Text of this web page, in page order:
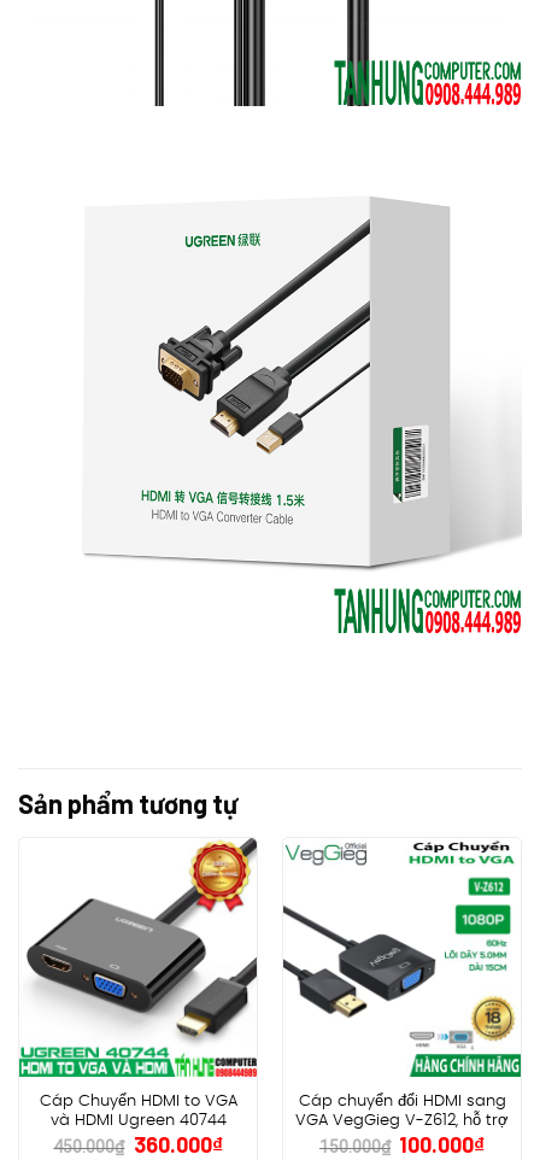
Sản phẩm tương tự
Cáp Chuyển HDMI to VGA
và HDMI Ugreen 40744
450.000₫ Giá
360.000₫Giá
Cáp chuyển đổi HDMI sang
VGA VegGieg V-Z612, hỗ trợ
FullHD 1080P@60Hz
150.000₫ Giá
100.000₫Giá